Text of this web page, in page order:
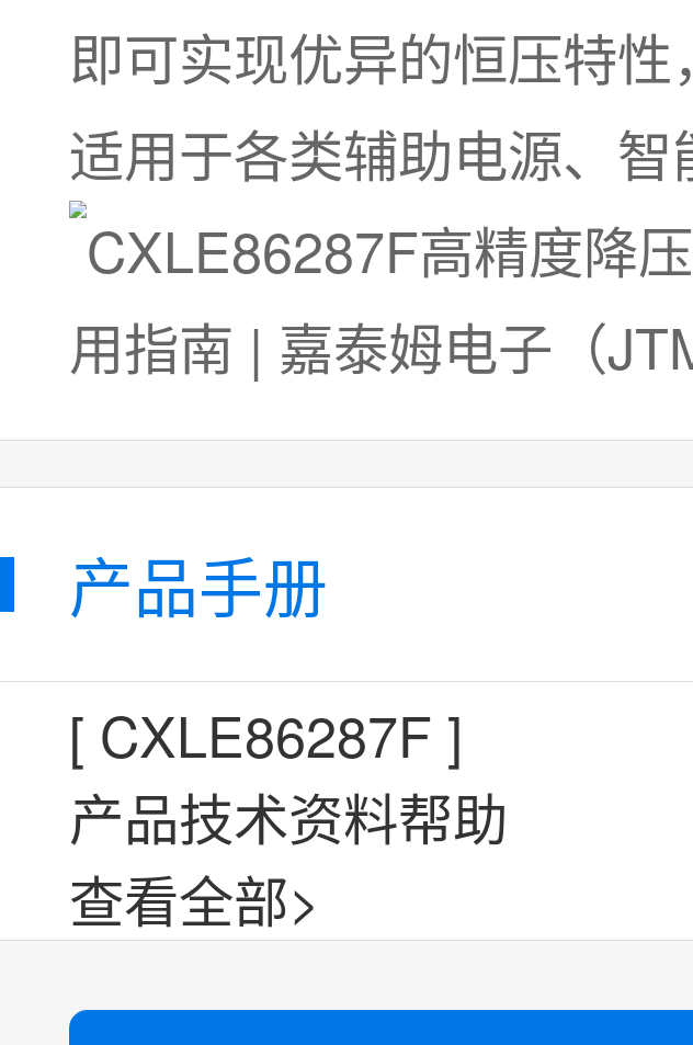
即可实现优异的恒压特性
适用于各类辅助电源、智
产品手册
[ CXLE86287F ]
产品技术资料帮助
查看全部>